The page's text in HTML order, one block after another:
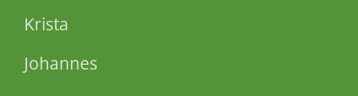
Krista
Johannes